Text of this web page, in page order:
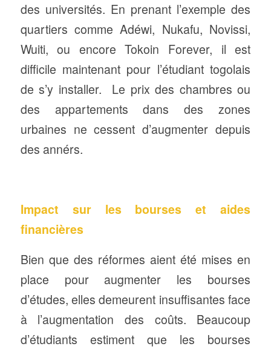
des universités. En prenant l’exemple des
quartiers comme Adéwi, Nukafu, Novissi,
Wuiti, ou encore Tokoin Forever, il est
difficile maintenant pour l’étudiant togolais
de s’y installer. Le prix des chambres ou
des appartements dans des zones
urbaines ne cessent d’augmenter depuis
des annérs.
Impact sur les bourses et aides
financières
Bien que des réformes aient été mises en
place pour augmenter les bourses
d’études, elles demeurent insuffisantes face
à l’augmentation des coûts. Beaucoup
d’étudiants estiment que les bourses